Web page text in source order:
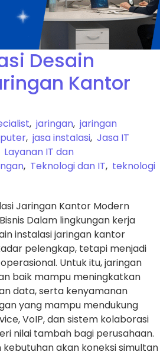
Desain
Kantor
, jaringan, jaringan
, jasa instalasi, Jasa IT
Layanan IT dan
, Teknologi dan IT, teknologi
Jaringan Kantor Modern
Dalam lingkungan kerja
instalasi jaringan kantor
pelengkap, tetapi menjadi
Untuk itu, jaringan
baik mampu meningkatkan
data, serta kenyamanan
yang mampu mendukung
VoIP, dan sistem kolaborasi
nilai tambah bagi perusahaan.
akan koneksi simultan